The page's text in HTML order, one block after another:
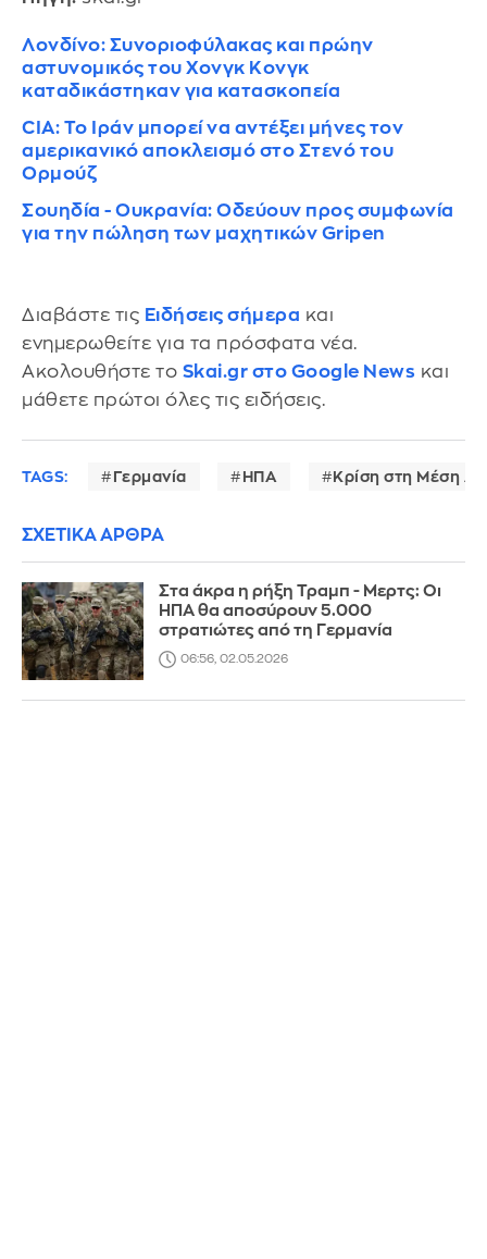
Λονδίνο: Συνοριοφύλακας και πρώην
αστυνομικός του Χονγκ Κονγκ
καταδικάστηκαν για κατασκοπεία
CIA: Το Ιράν μπορεί να αντέξει μήνες τον
αμερικανικό αποκλεισμό στο Στενό του
Ορμούζ
Σουηδία - Ουκρανία: Οδεύουν προς συμφωνία
για την πώληση των μαχητικών Gripen
Διαβάστε τις Ειδήσεις σήμερα και
ενημερωθείτε για τα πρόσφατα νέα.
Ακολουθήστε το Skai.gr στο Google News και
μάθετε πρώτοι όλες τις ειδήσεις.
TAGS: Γερμανία ΗΠΑ Κρίση στη Μέση
ΣΧΕΤΙΚΑ ΑΡΘΡΑ
Στα άκρα η ρήξη Τραμπ - Μερτς: Οι
ΗΠΑ θα αποσύρουν 5.000
στρατιώτες από τη Γερμανία
06:56, 02.05.2026